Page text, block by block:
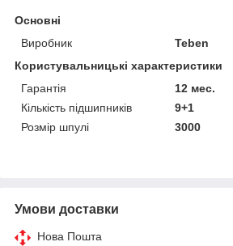
Основні
Виробник
Teben
Користувальницькі характеристики
Гарантія
12 мес.
Кількість підшипників
9+1
Розмір шпулі
3000
Умови доставки
Нова Пошта